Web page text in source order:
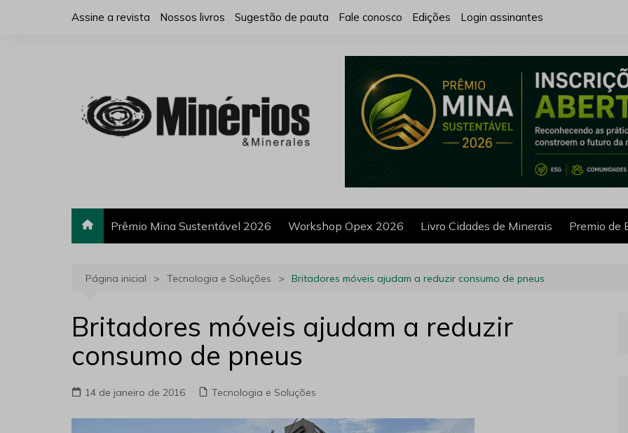
Assine a revista Nossos livros Sugestão de pauta Fale conosco Edições Login assinantes
Prêmio Mina Sustentável 2026 Workshop Opex 2026 Livro Cidades de Minerais Premio de
Página inicial Tecnologia e Soluções Britadores móveis ajudam a reduzir consumo de pneus
Britadores móveis ajudam a reduzir
consumo de pneus
14 de janeiro de 2016 Tecnologia e Soluções